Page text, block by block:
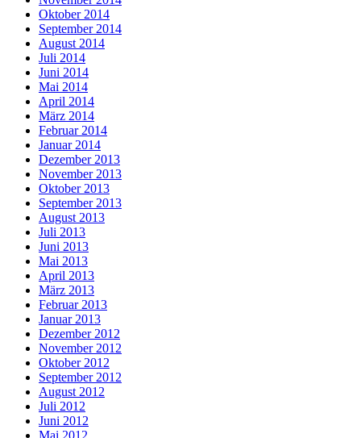
Oktober 2014
September 2014
August 2014
Juli 2014
Juni 2014
Mai 2014
April 2014
März 2014
Februar 2014
Januar 2014
Dezember 2013
November 2013
Oktober 2013
September 2013
August 2013
Juli 2013
Juni 2013
Mai 2013
April 2013
März 2013
Februar 2013
Januar 2013
Dezember 2012
November 2012
Oktober 2012
September 2012
August 2012
Juli 2012
Juni 2012
Mai 2012